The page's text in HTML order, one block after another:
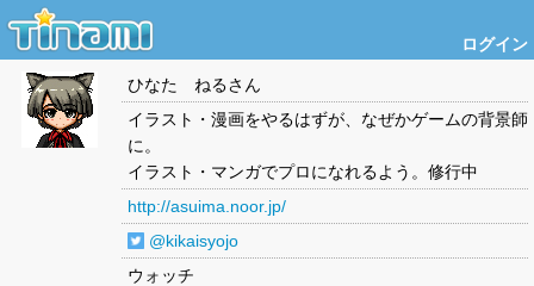
ログイン
ひなた ねるさん
イラスト・漫画をやるはずが、なぜかゲームの背景師
に。
イラスト・マンガでプロになれるよう。修行中
http://asuima.noor.jp/
@kikaisyojo
ウォッチ